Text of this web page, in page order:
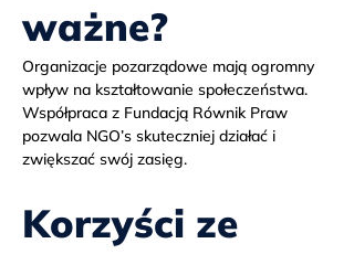
ważne?
Organizacje pozarządowe mają ogromny
wpływ na kształtowanie społeczeństwa.
Współpraca z Fundacją Równik Praw
pozwala NGO’s skuteczniej działać i
zwiększać swój zasięg.
Korzyści ze